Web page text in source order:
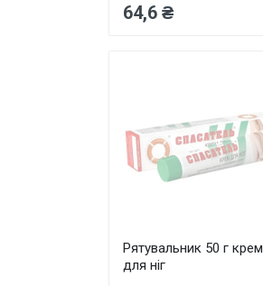
64,6 ₴
Рятувальник 50 г крем
для ніг